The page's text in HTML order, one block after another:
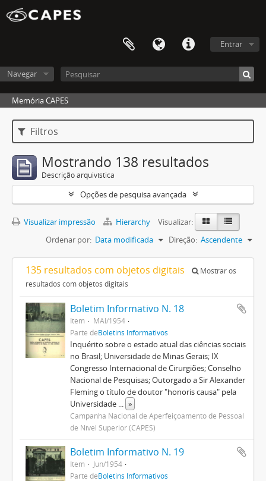
Entrar
Navegar
Memória CAPES
Filtros
Mostrando 138 resultados
Descrição arquivística
Opções de pesquisa avançada
Visualizar impressão Hierarchy
Visualizar:
Ordenar por: Data modificada Direção: Ascendente
135 resultados com objetos digitais
Mostrar os
resultados com objetos digitais
Boletim Informativo N. 18
Item
MAI/1954
Parte deBoletins Informativos
Inquérito sobre o estado atual das ciências sociais
no Brasil; Universidade de Minas Gerais; IX
Congresso Internacional de Cirurgiões; Conselho
Nacional de Pesquisas; Outorgado a Sir Alexander
Fleming o título de doutor "honoris causa" pela
Universidade ... »
Campanha Nacional de Aperfeiçoamento de Pessoal
de Nível Superior (CAPES)
Boletim Informativo N. 19
Item
Jun/1954
Parte deBoletins Informativos